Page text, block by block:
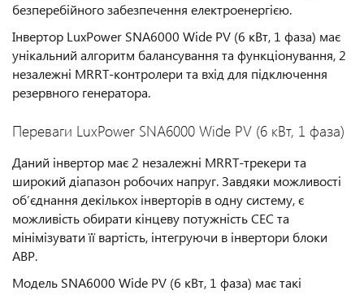
безперебійного забезпечення електроенергією.
Інвертор LuxPower SNA6000 Wide PV (6 кВт, 1 фаза) має
унікальний алгоритм балансування та функціонування, 2
незалежні MRRT-контролери та вхід для підключення
резервного генератора.
Переваги LuxPower SNA6000 Wide PV (6 кВт, 1 фаза)
Даний інвертор має 2 незалежні MRRT-трекери та
широкий діапазон робочих напруг. Завдяки можливості
об’єднання декількох інверторів в одну систему, є
можливість обирати кінцеву потужність СЕС та
мінімізувати її вартість, інтегруючи в інвертори блоки
АВР.
Модель SNA6000 Wide PV (6 кВт, 1 фаза) має такі